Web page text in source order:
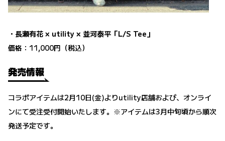
・長瀬有花 × utility × 並河泰平 「L/S Tee」
価格：11,000円（税込）
発売情報
コラボアイテムは2月10日(金)よりutility店舗および、オンライ
ンにて受注受付開始いたします。※アイテムは3月中旬頃から順次
発送予定です。